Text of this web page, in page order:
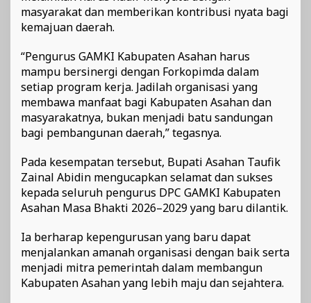
masyarakat dan memberikan kontribusi nyata bagi
kemajuan daerah.
“Pengurus GAMKI Kabupaten Asahan harus
mampu bersinergi dengan Forkopimda dalam
setiap program kerja. Jadilah organisasi yang
membawa manfaat bagi Kabupaten Asahan dan
masyarakatnya, bukan menjadi batu sandungan
bagi pembangunan daerah,” tegasnya.
Pada kesempatan tersebut, Bupati Asahan Taufik
Zainal Abidin mengucapkan selamat dan sukses
kepada seluruh pengurus DPC GAMKI Kabupaten
Asahan Masa Bhakti 2026–2029 yang baru dilantik.
Ia berharap kepengurusan yang baru dapat
menjalankan amanah organisasi dengan baik serta
menjadi mitra pemerintah dalam membangun
Kabupaten Asahan yang lebih maju dan sejahtera.